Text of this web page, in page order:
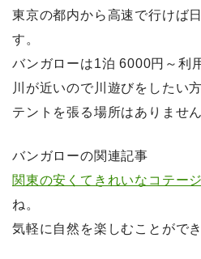
東京の都内から高速で行けば
す。
バンガローは1泊 6000円～利
川が近いので川遊びをしたい
テントを張る場所はありませ
バンガローの関連記事
関東の安くてきれいなコテージ
ね。
気軽に自然を楽しむことができ